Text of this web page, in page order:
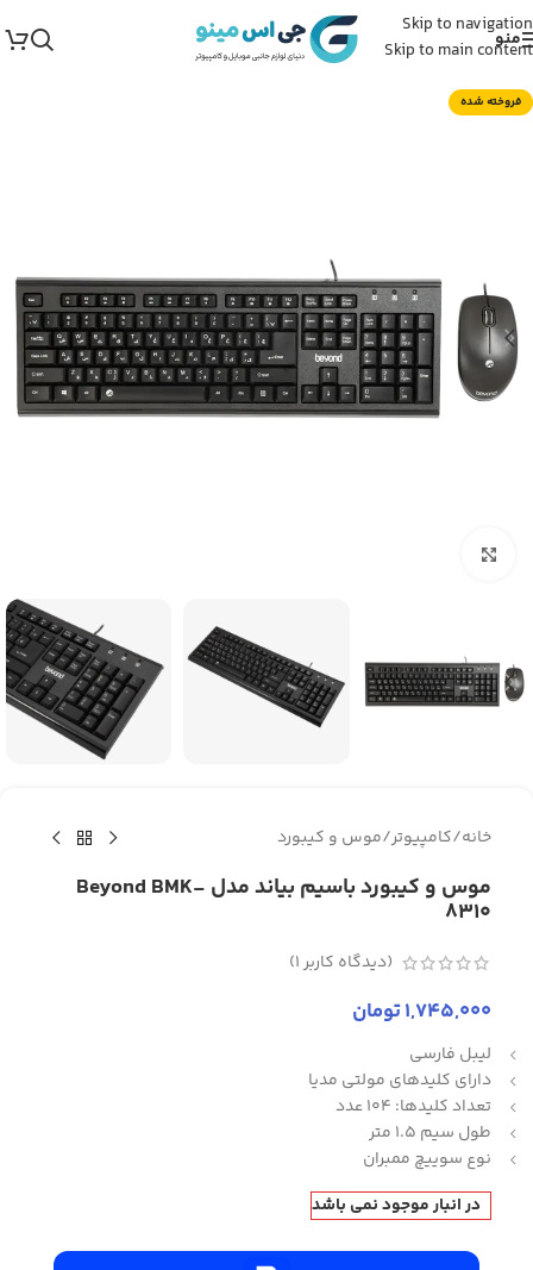
Skip to navigation
Skip to main content
منو
فروخته شده
خانه/کامپیوتر/موس و کیبورد
موس و کیبورد باسیم بیاند مدل Beyond BMK-
8310
(دیدگاه کاربر1
)
1,745,000تومان
لیبل فارسی
دارای کلیدهای مولتی مدیا
تعداد کلیدها: 104 عدد
طول سیم 1.5 متر
نوع سوییچ ممبران
در انبار موجود نمی باشد